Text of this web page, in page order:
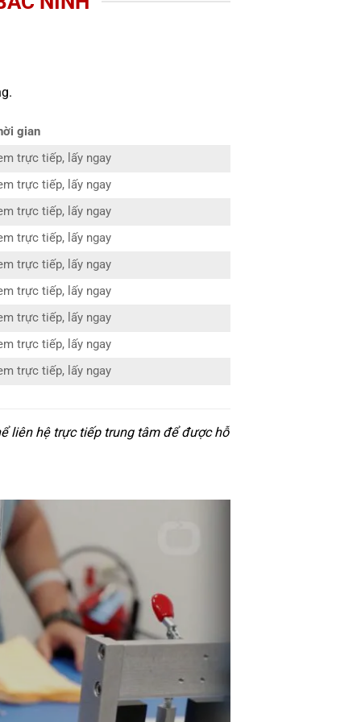
gian
trực tiếp, lấy ngay
trực tiếp, lấy ngay
trực tiếp, lấy ngay
trực tiếp, lấy ngay
trực tiếp, lấy ngay
trực tiếp, lấy ngay
trực tiếp, lấy ngay
trực tiếp, lấy ngay
trực tiếp, lấy ngay
liên hệ trực tiếp trung tâm để được hỗ